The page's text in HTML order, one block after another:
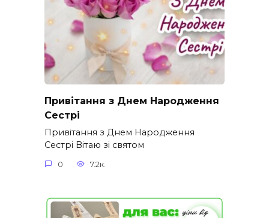
Привітання з Днем Народження
Сестрі
Привітання з Днем Народження
Сестрі Вітаю зі святом
0 7.2к.